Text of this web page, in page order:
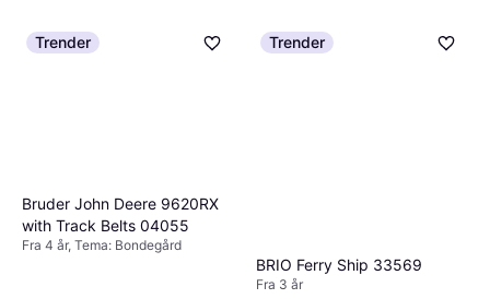
Trender
Bruder John Deere 9620RX
with Track Belts 04055
Fra 4 år, Tema: Bondegård
Trender
BRIO Ferry Ship 33569
Fra 3 år